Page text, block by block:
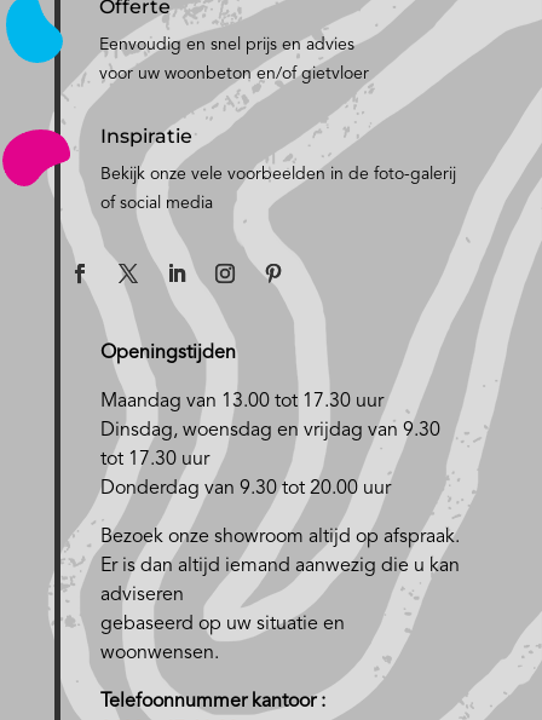
Offerte
Eenvoudig en snel prijs en advies
voor uw woonbeton en/of gietvloer
Inspiratie
Bekijk onze vele voorbeelden in de foto-galerij
of social media
Openingstijden
Maandag van 13.00 tot 17.30 uur
Dinsdag, woensdag en vrijdag van 9.30
tot 17.30 uur
Donderdag van 9.30 tot 20.00 uur
Bezoek onze showroom altijd op afspraak.
Er is dan altijd iemand aanwezig die u kan
adviseren
gebaseerd op uw situatie en
woonwensen.
Telefoonnummer kantoor :